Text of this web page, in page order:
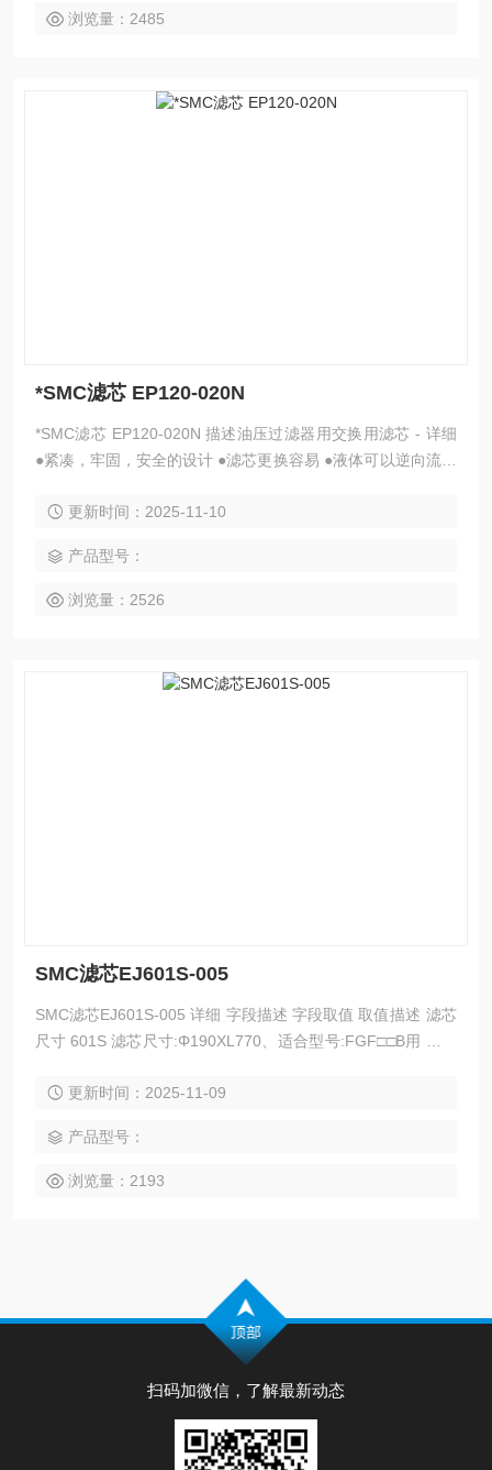
浏览量：2485
*SMC滤芯 EP120-020N
*SMC滤芯 EP120-020N 描述油压过滤器用交换用滤芯 - 详细
●紧凑，牢固，安全的设计 ●滤芯更换容易 ●液体可以逆向流动
况
更新时间：2025-11-10
产品型号：
浏览量：2526
SMC滤芯EJ601S-005
SMC滤芯EJ601S-005 详细 字段描述 字段取值 取值描述 滤芯
尺寸 601S 滤芯尺寸:Φ190XL770、适合型号:FGF□□B用 公称
更新时间：2025-11-09
产品型号：
浏览量：2193
扫码加微信，了解最新动态